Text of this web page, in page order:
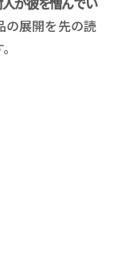
の展開を先の読